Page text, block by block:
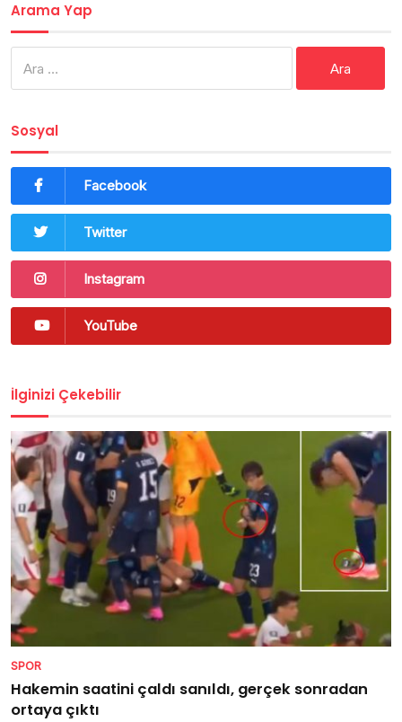
Arama Yap
Sosyal
Facebook
Twitter
Instagram
YouTube
İlginizi Çekebilir
SPOR
Hakemin saatini çaldı sanıldı, gerçek sonradan
ortaya çıktı